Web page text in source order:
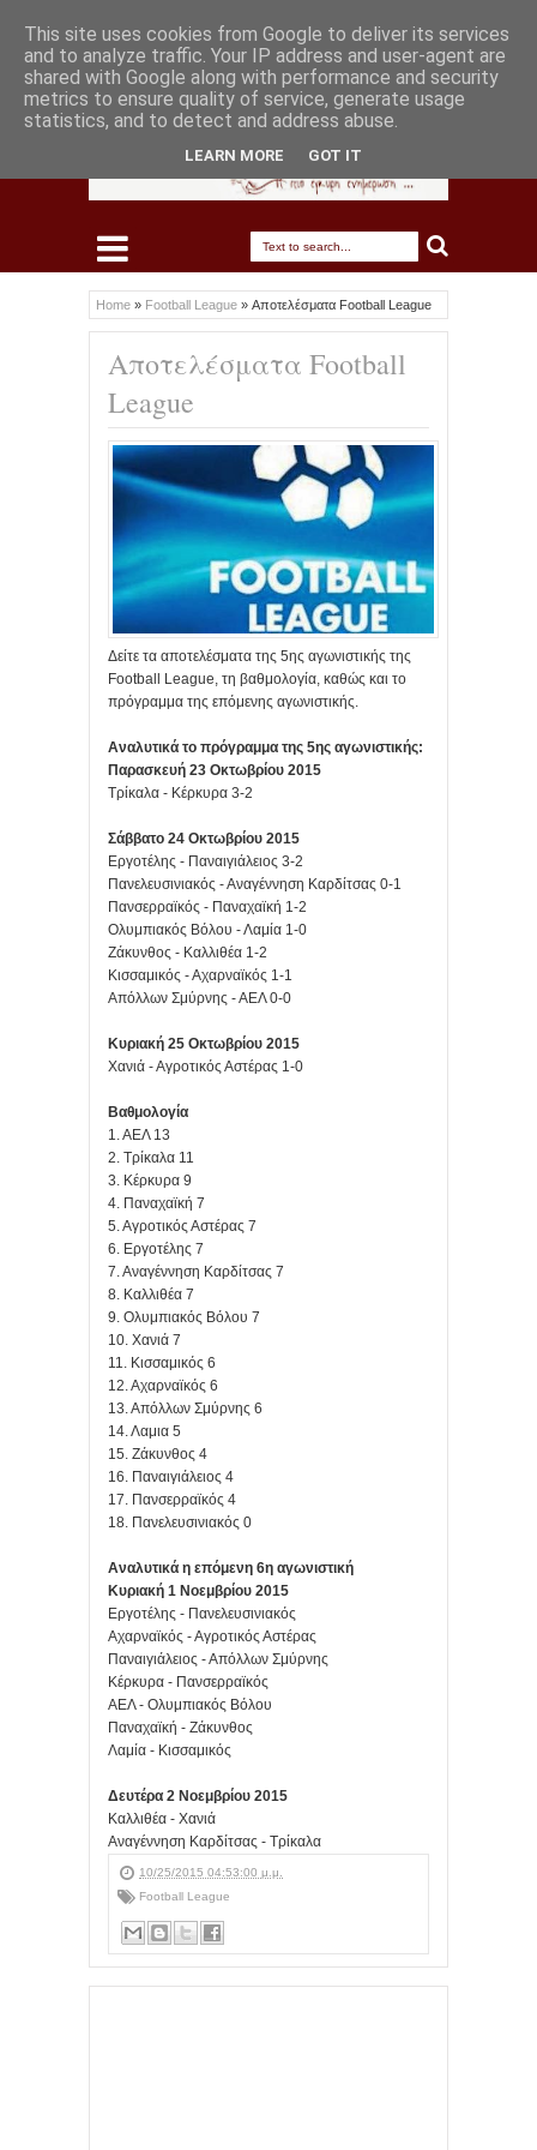
Home » Football League » Αποτελέσματα Football League
Αποτελέσματα Football
League
Δείτε τα αποτελέσματα της 5ης αγωνιστικής της
Football League, τη βαθμολογία, καθώς και το
πρόγραμμα της επόμενης αγωνιστικής.
Αναλυτικά το πρόγραμμα της 5ης αγωνιστικής:
Παρασκευή 23 Οκτωβρίου 2015
Τρίκαλα - Κέρκυρα 3-2
Σάββατο 24 Οκτωβρίου 2015
Εργοτέλης - Παναιγιάλειος 3-2
Πανελευσινιακός - Αναγέννηση Καρδίτσας 0-1
Πανσερραϊκός - Παναχαϊκή 1-2
Ολυμπιακός Βόλου - Λαμία 1-0
Ζάκυνθος - Καλλιθέα 1-2
Κισσαμικός - Αχαρναϊκός 1-1
Απόλλων Σμύρνης - ΑΕΛ 0-0
Κυριακή 25 Οκτωβρίου 2015
Χανιά - Αγροτικός Αστέρας 1-0
Βαθμολογία
1. ΑΕΛ 13
2. Τρίκαλα 11
3. Κέρκυρα 9
4. Παναχαϊκή 7
5. Αγροτικός Αστέρας 7
6. Εργοτέλης 7
7. Αναγέννηση Καρδίτσας 7
8. Καλλιθέα 7
9. Ολυμπιακός Βόλου 7
10. Χανιά 7
11. Κισσαμικός 6
12. Αχαρναϊκός 6
13. Απόλλων Σμύρνης 6
14. Λαμια 5
15. Ζάκυνθος 4
16. Παναιγιάλειος 4
17. Πανσερραϊκός 4
18. Πανελευσινιακός 0
Αναλυτικά η επόμενη 6η αγωνιστική
Κυριακή 1 Νοεμβρίου 2015
Εργοτέλης - Πανελευσινιακός
Αχαρναϊκός - Αγροτικός Αστέρας
Παναιγιάλειος - Απόλλων Σμύρνης
Κέρκυρα - Πανσερραϊκός
ΑΕΛ - Ολυμπιακός Βόλου
Παναχαϊκή - Ζάκυνθος
Λαμία - Κισσαμικός
Δευτέρα 2 Νοεμβρίου 2015
Καλλιθέα - Χανιά
Αναγέννηση Καρδίτσας - Τρίκαλα
10/25/2015 04:53:00 μ.μ.
Football League
This site uses cookies from Google to deliver its services
and to analyze traffic. Your IP address and user-agent are
shared with Google along with performance and security
metrics to ensure quality of service, generate usage
statistics, and to detect and address abuse.
LEARN MORE GOT IT